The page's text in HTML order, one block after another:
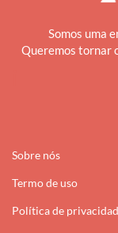
Somos uma
Queremos tornar
Sobre nós
Termo de uso
Política de